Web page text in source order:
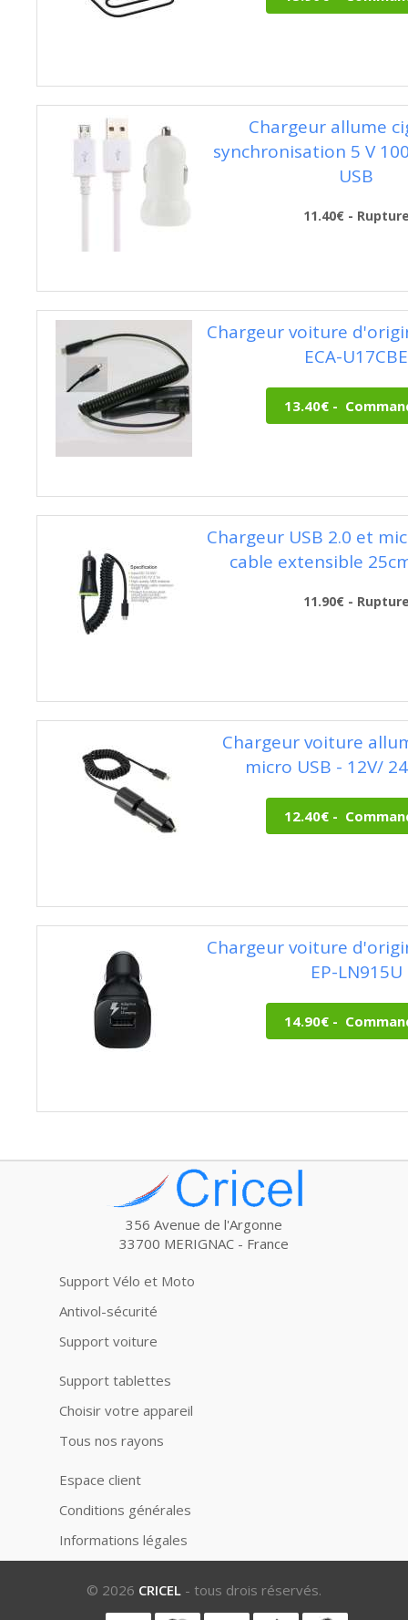
Chargeur allume
synchronisation 5 V
USB
11.40€ -
Chargeur voiture
ECA-U17CBE
Chargeur USB 2.0 et
cable extensible
11.90€ -
Chargeur voiture
micro USB - 12V/
Chargeur voiture
EP-LN915U
356 Avenue de l'Argonne
33700 MERIGNAC - France
Support Vélo et Moto
Antivol-sécurité
Support voiture
Support tablettes
Choisir votre appareil
Tous nos rayons
Espace client
Conditions générales
Informations légales
© 2026 CRICEL - tous drois réservés.